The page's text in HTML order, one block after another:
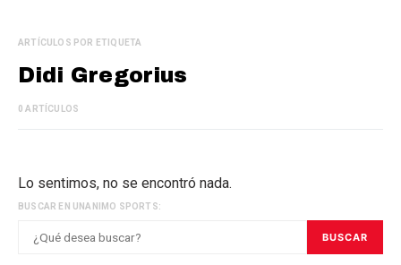
ARTÍCULOS POR ETIQUETA
Didi Gregorius
0 ARTÍCULOS
Lo sentimos, no se encontró nada.
BUSCAR EN UNANIMO SPORTS:
BUSCAR